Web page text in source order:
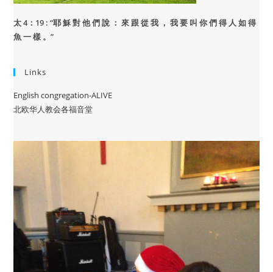
太 4：19 : “耶 穌 對 他 們 說 ： 來 跟 從 我 ， 我 要 叫 你 們 得 人 如 得
魚 一 樣 。”
Links
English congregation-ALIVE
北欧华人教会各福音堂